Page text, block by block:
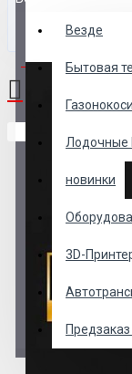
Везде
Бытовая
Лодочные
новинки
3D-
0 товар(ов) - 0 р.